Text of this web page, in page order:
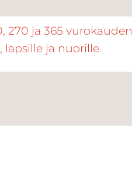
270 ja 365 vurokauden
lapsille ja nuorille.